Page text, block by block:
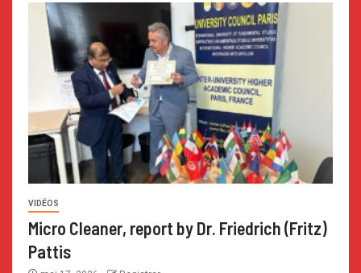
VIDÉOS
Micro Cleaner, report by Dr. Friedrich (Fritz)
Pattis